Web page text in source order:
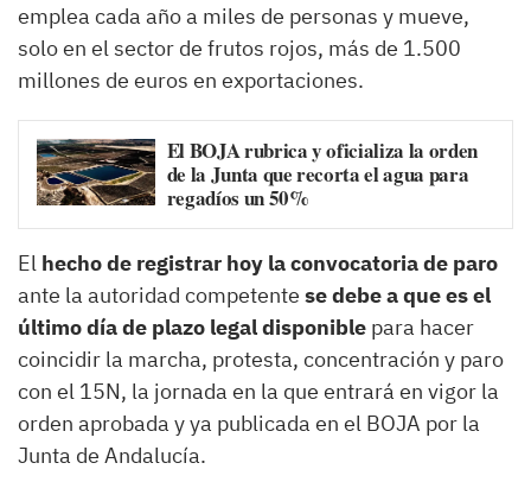
emplea cada año a miles de personas y mueve,
solo en el sector de frutos rojos, más de 1.500
millones de euros en exportaciones.
El BOJA rubrica y oficializa la orden
de la Junta que recorta el agua para
regadíos un 50%
El hecho de registrar hoy la convocatoria de paro
ante la autoridad competente se debe a que es el
último día de plazo legal disponible para hacer
coincidir la marcha, protesta, concentración y paro
con el 15N, la jornada en la que entrará en vigor la
orden aprobada y ya publicada en el BOJA por la
Junta de Andalucía.